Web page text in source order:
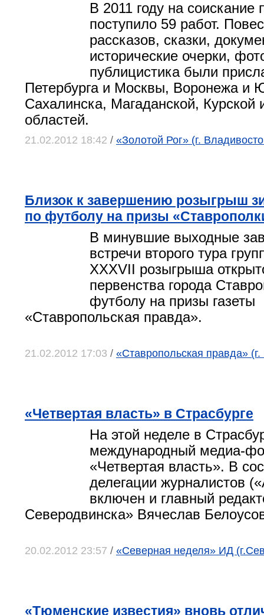
В 2011 году на соискание
поступило 59 работ.
рассказов, сказки,
исторические очерки,
публицистика были
Петербурга и Москвы, Воронежа и
Сахалинска, Магаданской, Курской
областей.
21.02.2012 18:42 / «Золотой Рог» (г.
Близок к завершению розыгрыш
по футболу на призы
В минувшие выходные
встречи второго тура
XXXVII розыгрыша
первенства города
футболу на призы газеты
«Ставропольская правда».
21.02.2012 17:03 / «Ставропольская правда»
«Четвертая власть» в Страсбурге
На этой неделе в
международный медиа-
«Четвертая власть». В
делегации журналистов
включен и главный
Северодвинска» Вячеслав
20.02.2012 23:57 / «Северная неделя» ИД
«Тюменские известия» вновь